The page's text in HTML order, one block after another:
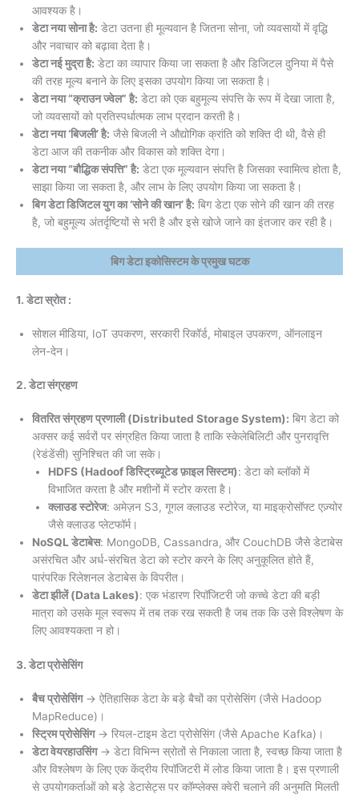
आवश्यक है।
डेटा नया सोना है: डेटा उतना ही मूल्यवान है जितना सोना, जो व्यवसायों में वृद्धि
और नवाचार को बढ़ावा देता है।
डेटा नई मुद्रा है: डेटा का व्यापार किया जा सकता है और डिजिटल दुनिया में पैसे
की तरह मूल्य बनाने के लिए इसका उपयोग किया जा सकता है।
डेटा नया “क्राउन ज्वेल” है: डेटा को एक बहुमूल्य संपत्ति के रूप में देखा जाता है,
जो व्यवसायों को प्रतिस्पर्धात्मक लाभ प्रदान करती है।
डेटा नया ‘बिजली’ है: जैसे बिजली ने औद्योगिक क्रांति को शक्ति दी थी, वैसे ही
डेटा आज की तकनीक और विकास को शक्ति देगा।
डेटा नया “बौद्धिक संपत्ति” है: डेटा एक मूल्यवान संपत्ति है जिसका स्वामित्व होता है,
साझा किया जा सकता है, और लाभ के लिए उपयोग किया जा सकता है।
बिग डेटा डिजिटल युग का ‘सोने की खान’ है: बिग डेटा एक सोने की खान की तरह
है, जो बहुमूल्य अंतर्दृष्टियों से भरी है और इसे खोजे जाने का इंतजार कर रही है।
बिग डेटा इकोसिस्टम के प्रमुख घटक
1. डेटा स्रोत :
सोशल मीडिया, IoT उपकरण, सरकारी रिकॉर्ड, मोबाइल उपकरण, ऑनलाइन
लेन-देन।
2. डेटा संग्रहण
वितरित संग्रहण प्रणाली (Distributed Storage System): बिग डेटा को
अक्सर कई सर्वरों पर संग्रहित किया जाता है ताकि स्केलेबिलिटी और पुनरावृत्ति
(रेडंडेंसी) सुनिश्चित की जा सके।
HDFS (Hadoof डिस्ट्रिब्यूटेड फ़ाइल सिस्टम): डेटा को ब्लॉकों में
विभाजित करता है और मशीनों में स्टोर करता है।
क्लाउड स्टोरेज: अमेज़न S3, गूगल क्लाउड स्टोरेज, या माइक्रोसॉफ्ट एज़्योर
जैसे क्लाउड प्लेटफॉर्म।
NoSQL डेटाबेस: MongoDB, Cassandra, और CouchDB जैसे डेटाबेस
असंरचित और अर्ध-संरचित डेटा को स्टोर करने के लिए अनुकूलित होते हैं,
पारंपरिक रिलेशनल डेटाबेस के विपरीत।
डेटा झीलें (Data Lakes): एक भंडारण रिपॉजिटरी जो कच्चे डेटा की बड़ी
मात्रा को उसके मूल स्वरूप में तब तक रख सकती है जब तक कि उसे विश्लेषण के
लिए आवश्यकता न हो।
3. डेटा प्रोसेसिंग
बैच प्रोसेसिंग→ ऐतिहासिक डेटा के बड़े बैचों का प्रोसेसिंग (जैसे Hadoop
MapReduce)।
स्ट्रिम प्रोसेसिंग→ रियल-टाइम डेटा प्रोसेसिंग (जैसे Apache Kafka)।
डेटा वेयरहाउसिंग→ डेटा विभिन्न स्रोतों से निकाला जाता है, स्वच्छ किया जाता है
और विश्लेषण के लिए एक केंद्रीय रिपॉजिटरी में लोड किया जाता है। इस प्रणाली
से उपयोगकर्ताओं को बड़े डेटासेट्स पर कॉम्प्लेक्स क्वेरी चलाने की अनुमति मिलती